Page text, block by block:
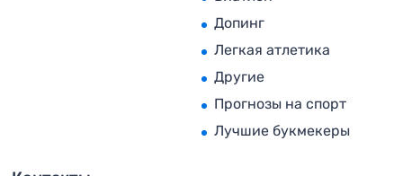
Допинг
Легкая атлетика
Другие
Прогнозы на спорт
Лучшие букмекеры